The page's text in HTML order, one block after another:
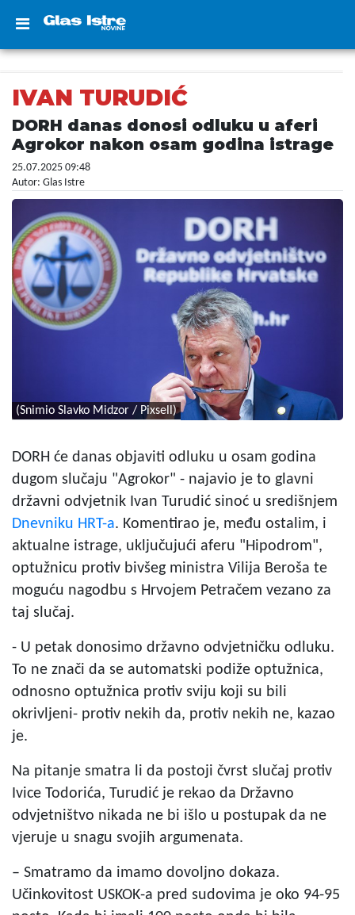
IVAN TURUDIĆ
DORH danas donosi odluku u aferi
Agrokor nakon osam godina istrage
25.07.2025 09:48
Autor: Glas Istre
(Snimio Slavko Midzor / Pixsell)
DORH će danas objaviti odluku u osam godina
dugom slučaju "Agrokor" - najavio je to glavni
državni odvjetnik Ivan Turudić sinoć u središnjem
Dnevniku HRT-a. Komentirao je, među ostalim, i
aktualne istrage, uključujući aferu "Hipodrom",
optužnicu protiv bivšeg ministra Vilija Beroša te
moguću nagodbu s Hrvojem Petračem vezano za
taj slučaj.
- U petak donosimo državno odvjetničku odluku.
To ne znači da se automatski podiže optužnica,
odnosno optužnica protiv sviju koji su bili
okrivljeni- protiv nekih da, protiv nekih ne, kazao
je.
Na pitanje smatra li da postoji čvrst slučaj protiv
Ivice Todorića, Turudić je rekao da Državno
odvjetništvo nikada ne bi išlo u postupak da ne
vjeruje u snagu svojih argumenata.
– Smatramo da imamo dovoljno dokaza.
Učinkovitost USKOK-a pred sudovima je oko 94-95